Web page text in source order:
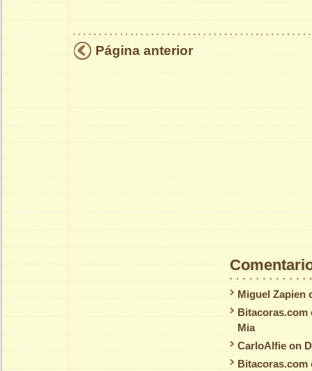
Página anterior
Miguel Zapien
Bitacoras.com
Mia
CarloAlfie on
Bitacoras.com